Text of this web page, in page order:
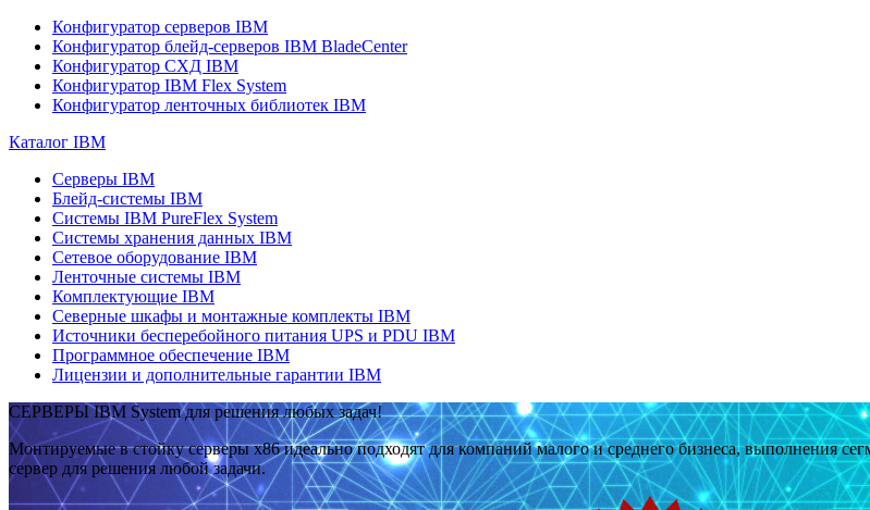
Конфигуратор серверов IBM
Конфигуратор блейд-серверов IBM BladeCenter
Конфигуратор СХД IBM
Конфигуратор IBM Flex System
Конфигуратор ленточных библиотек IBM
Каталог IBM
Серверы IBM
Блейд-системы IBM
Системы IBM PureFlex System
Системы хранения данных IBM
Сетевое оборудование IBM
Ленточные системы IBM
Комплектующие IBM
Северные шкафы и монтажные комплекты IBM
Источники бесперебойного питания UPS и PDU IBM
Программное обеспечение IBM
Лицензии и дополнительные гарантии IBM
СЕРВЕРЫ IBM System для решения любых задач!
Монтируемые в стойку серверы x86 идеально подходят для компаний малого и среднего бизнеса, выполнения
сервер для решения любой задачи.